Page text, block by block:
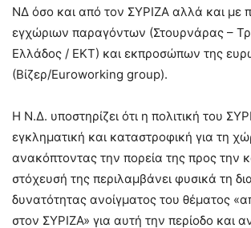
ΝΔ όσο και από τον ΣΥΡΙΖΑ αλλά και με
εγχώριων παραγόντων (Στουρνάρας –
Ελλάδος / ΕΚΤ) και εκπροσώπων της
(Βίζερ/Euroworking group).
Η Ν.Δ. υποστηρίζει ότι η πολιτική του
εγκληματική και καταστροφική για τη
ανακόπτοντας την πορεία της προς την
στόχευσή της περιλαμβάνει φυσικά τη
δυνατότητας ανοίγματος του θέματος
στον ΣΥΡΙΖΑ» για αυτή την περίοδο και